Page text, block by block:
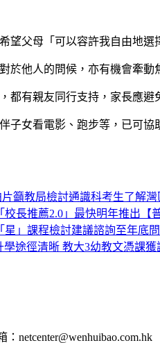
父母「可以容許我自由地選
於他人的問候，亦有機會牽動
有親友同行支持，家長應
女看電影、跑步等，已可協
籲教局檢討通識科考生了解灣
「校長推薦2.0」最快明年推出 【
」 課程檢討建議諮詢至年底
學途徑清晰 教大3幼教文憑課獲
netcenter@wenhuibao.com.hk